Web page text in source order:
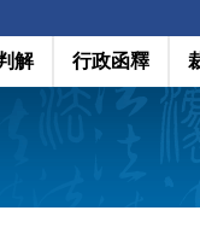
解 行政函釋